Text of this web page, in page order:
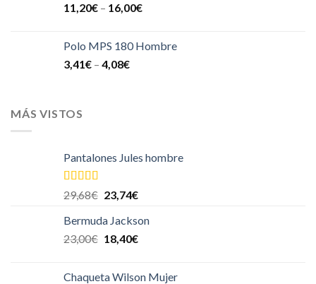
11,20€ – 16,00€
Polo MPS 180 Hombre
3,41€ – 4,08€
MÁS VISTOS
Pantalones Jules hombre
Valorado en
5.00
29,68€ 23,74€
Bermuda Jackson
23,00€ 18,40€
Chaqueta Wilson Mujer